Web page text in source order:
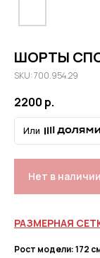
ШОРТЫ
SKU: 700.954.29
2200 р.
Или
Нет в наличии
РАЗМЕРНАЯ
Рост модели: 172